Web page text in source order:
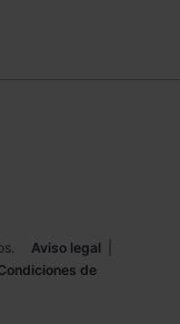
Aviso legal
de